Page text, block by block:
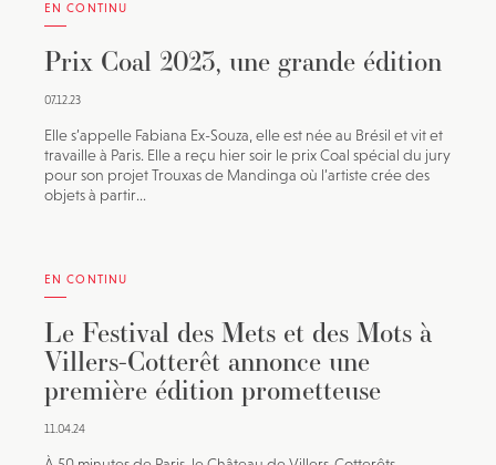
EN CONTINU
Prix Coal 2023, une grande édition
07.12.23
Elle s’appelle Fabiana Ex-Souza, elle est née au Brésil et vit et
travaille à Paris. Elle a reçu hier soir le prix Coal spécial du jury
pour son projet Trouxas de Mandinga où l’artiste crée des
objets à partir...
EN CONTINU
Le Festival des Mets et des Mots à
Villers-Cotterêt annonce une
première édition prometteuse
11.04.24